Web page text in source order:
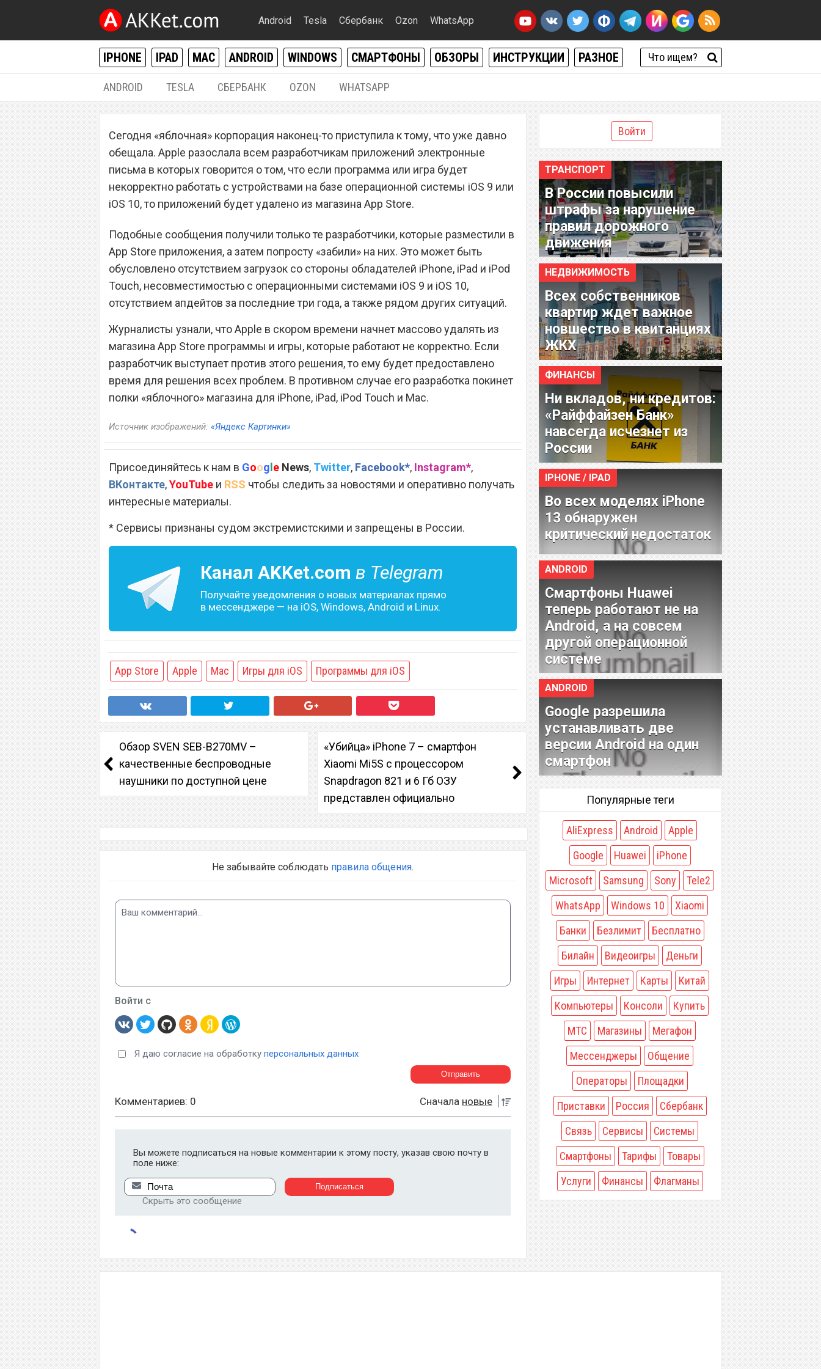
Android Tesla Сбербанк Ozon WhatsApp
IPHONE IPAD MAC ANDROID WINDOWS СМАРТФОНЫ ОБЗОРЫ ИНСТРУКЦИИ РАЗНОЕ
ANDROID TESLA СБЕРБАНК OZON WHATSAPP
Apple начинает массово удалять
приложения из магазина App Store
Сегодня «яблочная» корпорация наконец-то приступила к тому, что уже давно
обещала. Apple разослала всем разработчикам приложений электронные
письма в которых говорится о том, что если программа или игра будет
некорректно работать с устройствами на базе операционной системы iOS 9 или
iOS 10, то приложений будет удалено из магазина App Store.
Подобные сообщения получили только те разработчики, которые разместили в
App Store приложения, а затем попросту «забили» на них. Это может быть
обусловлено отсутствием загрузок со стороны обладателей iPhone, iPad и iPod
Touch, несовместимостью с операционными системами iOS 9 и iOS 10,
отсутствием апдейтов за последние три года, а также рядом других ситуаций.
Журналисты узнали, что Apple в скором времени начнет массово удалять из
магазина App Store программы и игры, которые работают не корректно. Если
разработчик выступает против этого решения, то ему будет предоставлено
время для решения всех проблем. В противном случае его разработка покинет
полки «яблочного» магазина для iPhone, iPad, iPod Touch и Mac.
Источник изображений: «Яндекс Картинки»
Присоединяйтесь к нам в Goog e News, Twitter, Facebook*, Instagram*,
ВКонтакте,YouTube и RSS чтобы следить за новостями и оперативно получать
интересные материалы.
* Сервисы признаны судом экстремистскими и запрещены в России.
Канал AKKet.com в Telegram
Получайте уведомления о новых материалах прямо
в мессенджере — на iOS, Windows, Android и Linux.
App Store Apple Mac Игры для iOS Программы для iOS
Обзор SVEN SEB-B270MV –
качественные беспроводные
наушники по доступной цене
«Убийца» iPhone 7 – смартфон
Xiaomi Mi5S с процессором
Snapdragon 821 и 6 Гб ОЗУ
представлен официально
Не забывайте соблюдать правила общения.
Войти с
Я даю согласие на обработку персональных данных
Комментариев: 0 Сначала новые
Вы можете подписаться на новые комментарии к этому посту, указав свою почту в
поле ниже:
Скрыть это сообщение
Войти
ТРАНСПОРТ
В России повысили
штрафы за нарушение
правил дорожного
движения
НЕДВИЖИМОСТЬ
Всех собственников
квартир ждет важное
новшество в квитанциях
ЖКХ
ФИНАНСЫ
Ни вкладов, ни кредитов:
«Райффайзен Банк»
навсегда исчезнет из
России
IPHONE / IPAD
Во всех моделях iPhone
13 обнаружен
критический недостаток
ANDROID
Смартфоны Huawei
теперь работают не на
Android, а на совсем
другой операционной
системе
ANDROID
Google разрешила
устанавливать две
версии Android на один
смартфон
Популярные теги
AliExpress Android
Apple
Google
Huawei
iPhone
Microsoft
Samsung Sony
Tele2
WhatsApp
Windows 10
Xiaomi
Банки
Безлимит
Бесплатно
Билайн
Видеоигры
Деньги
Игры
Интернет Карты
Китай
Компьютеры
Консоли
Купить
МТС
Магазины
Мегафон
Мессенджеры
Общение
Операторы
Площадки
Приставки
Россия
Сбербанк
Связь
Сервисы
Системы
Смартфоны
Тарифы
Товары
Услуги
Финансы Флагманы